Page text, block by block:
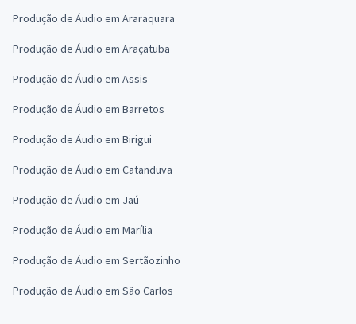
Produção de Áudio em Araraquara
Produção de Áudio em Araçatuba
Produção de Áudio em Assis
Produção de Áudio em Barretos
Produção de Áudio em Birigui
Produção de Áudio em Catanduva
Produção de Áudio em Jaú
Produção de Áudio em Marília
Produção de Áudio em Sertãozinho
Produção de Áudio em São Carlos